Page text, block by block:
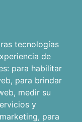
tecnologías
de
para habilitar
, para brindar
, medir su
y
, para